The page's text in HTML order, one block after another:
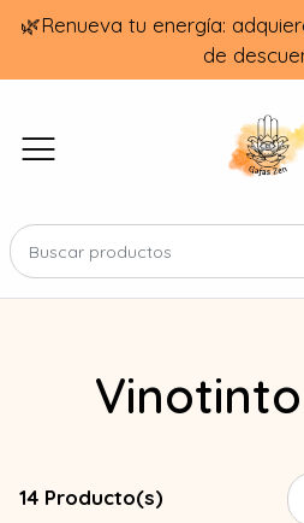
🌿Renueva tu energía:
de
14 Producto(s)